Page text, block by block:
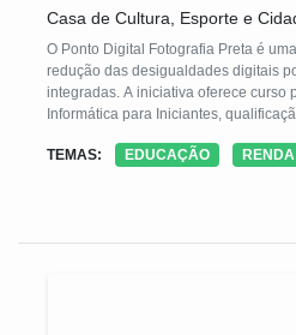
Casa de Cultura, Esporte e
O Ponto Digital Fotografia Preta é
redução das desigualdades digitais
integradas. A iniciativa oferece curso
Informática para Iniciantes,
tecnologia, utilizando metodologias
TEMAS: EDUCAÇÃO RENDA